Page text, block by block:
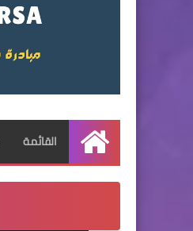
الرئيسية
القائمة